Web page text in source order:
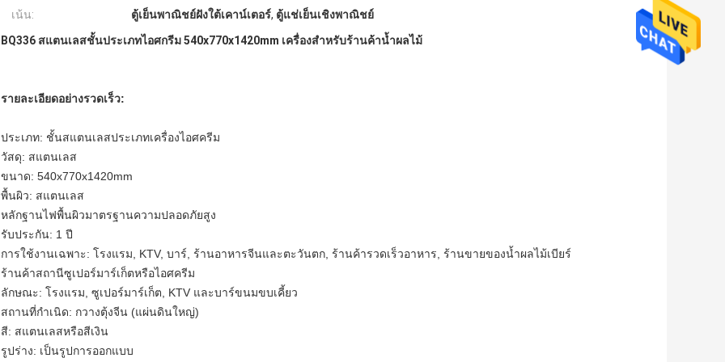
เน้น: ตู้เย็นพาณิชย์ฝังใต้เคาน์เตอร์, ตู้แช่เย็นเชิงพาณิชย์
BQ336 สแตนเลสชั้นประเภทไอศกรีม 540x770x1420mm เครื่องสำหรับร้านค้าน้ำผลไม้
รายละเอียดอย่างรวดเร็ว:
ประเภท: ชั้นสแตนเลสประเภทเครื่องไอศครีม
วัสดุ: สแตนเลส
ขนาด: 540x770x1420mm
พื้นผิว: สแตนเลส
หลักฐานไฟพื้นผิวมาตรฐานความปลอดภัยสูง
รับประกัน: 1 ปี
การใช้งานเฉพาะ: โรงแรม, KTV, บาร์, ร้านอาหารจีนและตะวันตก, ร้านค้ารวดเร็วอาหาร, ร้านขายของน้ำผลไม้เบียร์
ร้านค้าสถานีซูเปอร์มาร์เก็ตหรือไอศครีม
ลักษณะ: โรงแรม, ซูเปอร์มาร์เก็ต, KTV และบาร์ขนมขบเคี้ยว
สถานที่กำเนิด: กวางตุ้งจีน (แผ่นดินใหญ่)
สี: สแตนเลสหรือสีเงิน
รูปร่าง: เป็นรูปการออกแบบ